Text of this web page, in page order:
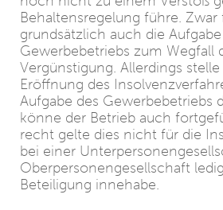
Behaltensregelung führe. Zwar
grundsätzlich auch die Aufgabe
Gewerbebetriebs zum Wegfall
Vergünstigung. Allerdings
Eröffnung des
Aufgabe des Gewerbebetriebs
könne der Betrieb auch
recht gelte dies nicht für die
bei einer
Oberpersonengesellschaft
Beteiligung innehabe.